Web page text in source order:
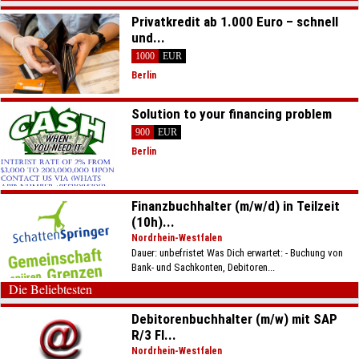
Privatkredit ab 1.000 Euro – schnell
und...
1000
EUR
Berlin
Solution to your financing problem
900
EUR
Berlin
Finanzbuchhalter (m/w/d) in Teilzeit
(10h)...
Nordrhein-Westfalen
Dauer: unbefristet Was Dich erwartet: - Buchung von
Bank- und Sachkonten, Debitoren...
Die Beliebtesten
Debitorenbuchhalter (m/w) mit SAP
R/3 FI...
Nordrhein-Westfalen